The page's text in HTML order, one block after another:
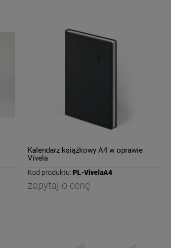
Kalendarz książkowy A4 w oprawie
Vivela
Kod produktu: PL-VivelaA4
zapytaj o cenę